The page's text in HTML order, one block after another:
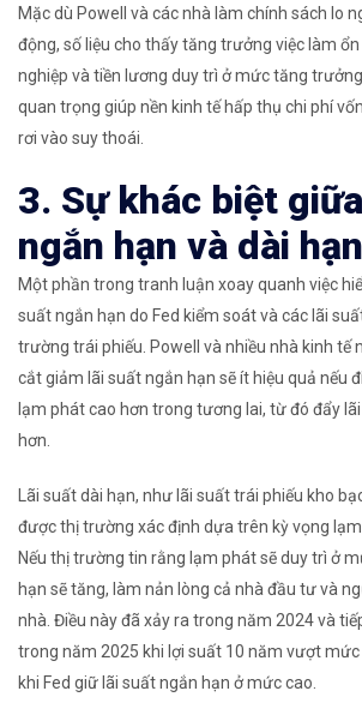
Mặc dù Powell và các nhà làm chính sách lo
động, số liệu cho thấy tăng trưởng việc làm
nghiệp và tiền lương duy trì ở mức tăng
quan trọng giúp nền kinh tế hấp thụ chi phí
rơi vào suy thoái.
3. Sự khác biệt
ngắn hạn và dài hạn
Một phần trong tranh luận xoay quanh việc
suất ngắn hạn do Fed kiểm soát và các lãi
trường trái phiếu. Powell và nhiều nhà kinh tế
cắt giảm lãi suất ngắn hạn sẽ ít hiệu quả nếu
lạm phát cao hơn trong tương lai, từ đó đẩy
hơn.
Lãi suất dài hạn, như lãi suất trái phiếu kho
được thị trường xác định dựa trên kỳ vọng
Nếu thị trường tin rằng lạm phát sẽ duy trì ở
hạn sẽ tăng, làm nản lòng cả nhà đầu tư và
nhà. Điều này đã xảy ra trong năm 2024 và
trong năm 2025 khi lợi suất 10 năm vượt mức
khi Fed giữ lãi suất ngắn hạn ở mức cao.